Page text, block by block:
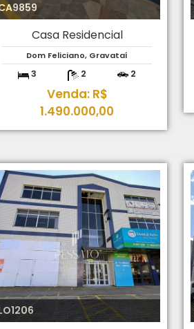
Casa Residencial
Dom Feliciano, Gravataí
3 2 2
Venda: R$
1.490.000,00